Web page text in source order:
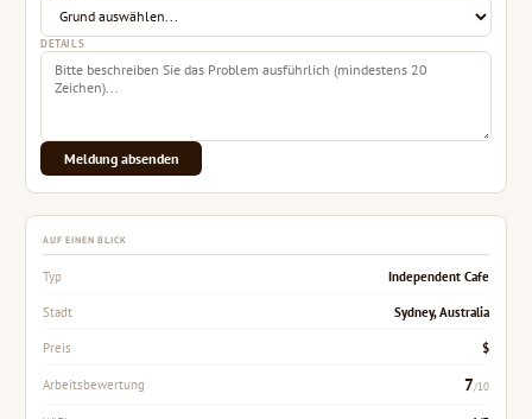
DETAILS
Meldung absenden
AUF EINEN BLICK
Typ Independent Cafe
Stadt Sydney, Australia
Preis $
Arbeitsbewertung 7/10